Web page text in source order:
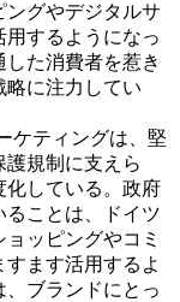
ングやデジタルサ
するようになっ
た消費者を惹き
略に注力してい
ケティングは、堅
規制に支えら
化している。政府
ることは、ドイツ
ッピングやコミ
ます活用するよ
、ブランドにとっ